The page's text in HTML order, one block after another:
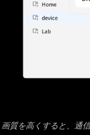
画質を高くすると、通